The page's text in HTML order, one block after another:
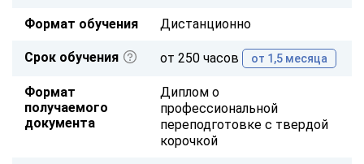
Формат обучения Дистанционно
Срок обучения от 250 часов от 1,5 месяца
Формат
получаемого
документа
Диплом о
профессиональной
переподготовке с твердой
корочкой